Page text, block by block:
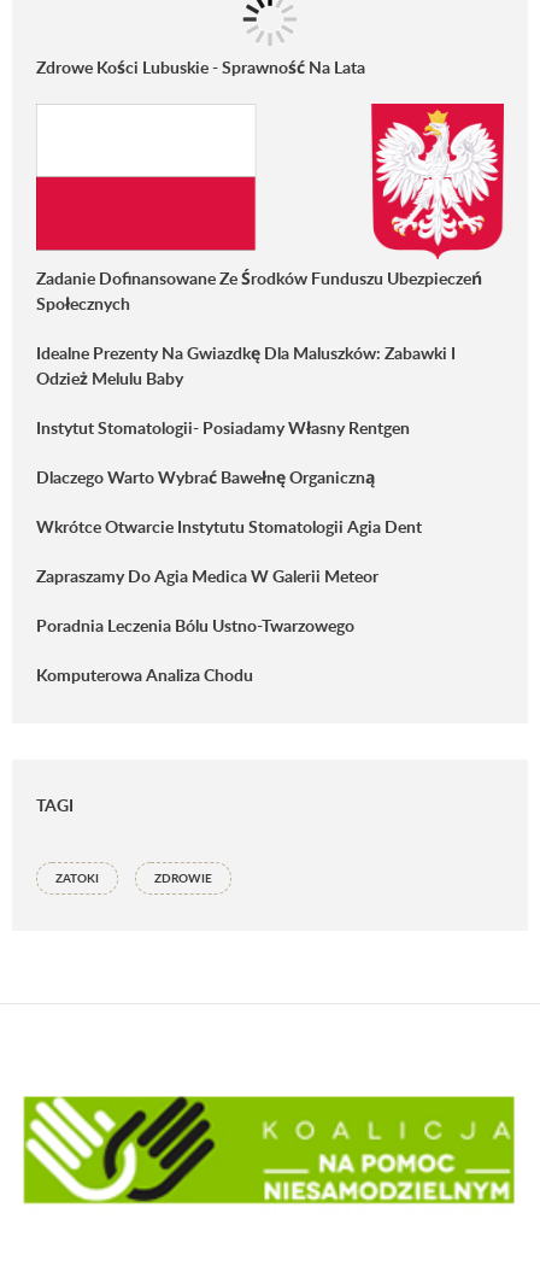
Zdrowe Kości Lubuskie - Sprawność Na Lata
Zadanie Dofinansowane Ze Środków Funduszu Ubezpieczeń
Społecznych
Idealne Prezenty Na Gwiazdkę Dla Maluszków: Zabawki I
Odzież Melulu Baby
Instytut Stomatologii- Posiadamy Własny Rentgen
Dlaczego Warto Wybrać Bawełnę Organiczną
Wkrótce Otwarcie Instytutu Stomatologii Agia Dent
Zapraszamy Do Agia Medica W Galerii Meteor
Poradnia Leczenia Bólu Ustno-Twarzowego
Komputerowa Analiza Chodu
TAGI
ZATOKI ZDROWIE